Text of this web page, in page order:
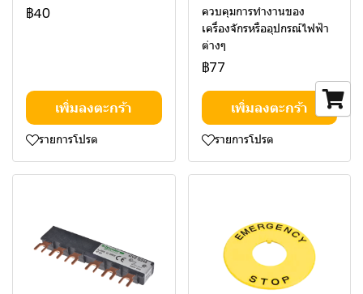
฿40
เพิ่มลงตะกร้า
รายการโปรด
ควบคุมการทำงานของ
เครื่องจักรหรืออุปกรณ์ไฟฟ้า
ต่างๆ
฿77
เพิ่มลงตะกร้า
รายการโปรด